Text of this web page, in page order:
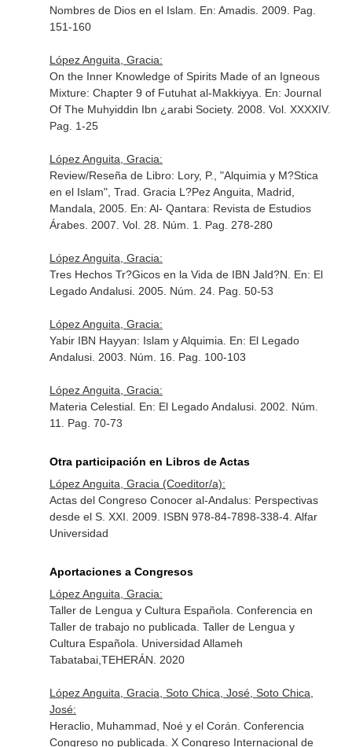
Nombres de Dios en el Islam. En: Amadis. 2009. Pag.
151-160
López Anguita, Gracia:
On the Inner Knowledge of Spirits Made of an Igneous
Mixture: Chapter 9 of Futuhat al-Makkiyya. En: Journal
Of The Muhyiddin Ibn ¿arabi Society. 2008. Vol. XXXXIV.
Pag. 1-25
López Anguita, Gracia:
Review/Reseña de Libro: Lory, P., "Alquimia y M?Stica
en el Islam", Trad. Gracia L?Pez Anguita, Madrid,
Mandala, 2005. En: Al- Qantara: Revista de Estudios
Árabes. 2007. Vol. 28. Núm. 1. Pag. 278-280
López Anguita, Gracia:
Tres Hechos Tr?Gicos en la Vida de IBN Jald?N. En: El
Legado Andalusi. 2005. Núm. 24. Pag. 50-53
López Anguita, Gracia:
Yabir IBN Hayyan: Islam y Alquimia. En: El Legado
Andalusi. 2003. Núm. 16. Pag. 100-103
López Anguita, Gracia:
Materia Celestial. En: El Legado Andalusi. 2002. Núm.
11. Pag. 70-73
Otra participación en Libros de Actas
López Anguita, Gracia (Coeditor/a):
Actas del Congreso Conocer al-Andalus: Perspectivas
desde el S. XXI. 2009. ISBN 978-84-7898-338-4. Alfar
Universidad
Aportaciones a Congresos
López Anguita, Gracia:
Taller de Lengua y Cultura Española. Conferencia en
Taller de trabajo no publicada. Taller de Lengua y
Cultura Española. Universidad Allameh
Tabatabai,TEHERÁN. 2020
López Anguita, Gracia, Soto Chica, José, Soto Chica,
José:
Heraclio, Muhammad, Noé y el Corán. Conferencia
Congreso no publicada. X Congreso Internacional de